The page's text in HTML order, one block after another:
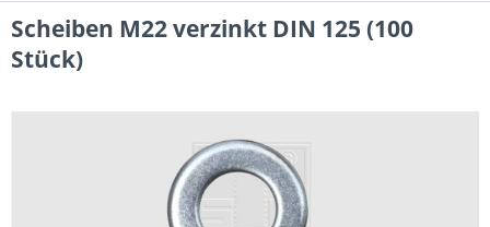
Scheiben M22 verzinkt DIN 125 (100
Stück)